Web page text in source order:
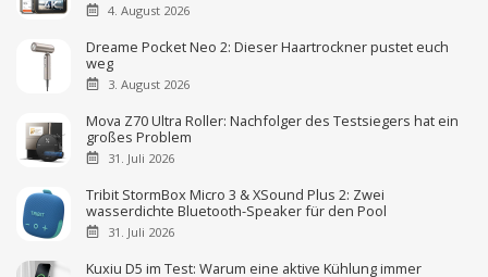
4. August 2026
Dreame Pocket Neo 2: Dieser Haartrockner pustet euch
weg
3. August 2026
Mova Z70 Ultra Roller: Nachfolger des Testsiegers hat ein
großes Problem
31. Juli 2026
Tribit StormBox Micro 3 & XSound Plus 2: Zwei
wasserdichte Bluetooth-Speaker für den Pool
31. Juli 2026
Kuxiu D5 im Test: Warum eine aktive Kühlung immer